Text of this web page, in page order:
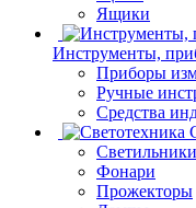
Ящики
Инструменты,
Приборы
Ручные
Средства
Светильники
Фонари
Прожекторы